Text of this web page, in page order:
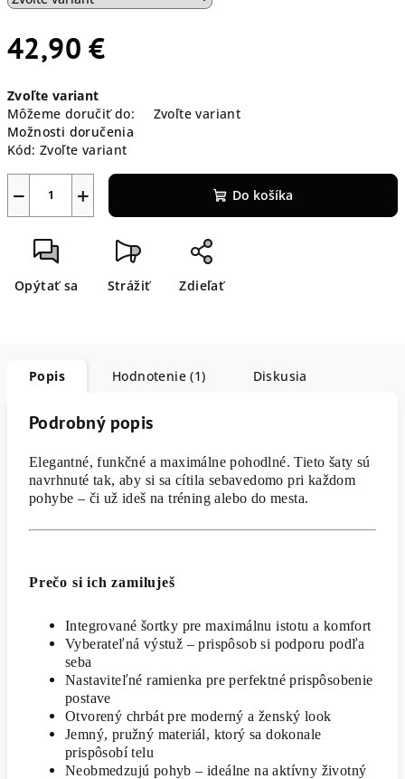
42,90 €
cena:
Zvoľte variant
Môžeme doručiť do:
Zvoľte variant
Možnosti doručenia
Kód: Zvoľte variant
+
− Do košíka
Opýtať sa Strážiť Zdieľať
Popis Hodnotenie (1) Diskusia
Podrobný popis
Elegantné, funkčné a maximálne pohodlné. Tieto šaty sú
navrhnuté tak, aby si sa cítila sebavedomo pri každom
pohybe – či už ideš na tréning alebo do mesta.
Prečo si ich zamiluješ
Integrované šortky pre maximálnu istotu a komfort
Vyberateľná výstuž – prispôsob si podporu podľa
seba
Nastaviteľné ramienka pre perfektné prispôsobenie
postave
Otvorený chrbát pre moderný a ženský look
Jemný, pružný materiál, ktorý sa dokonale
prispôsobí telu
Neobmedzujú pohyb – ideálne na aktívny životný